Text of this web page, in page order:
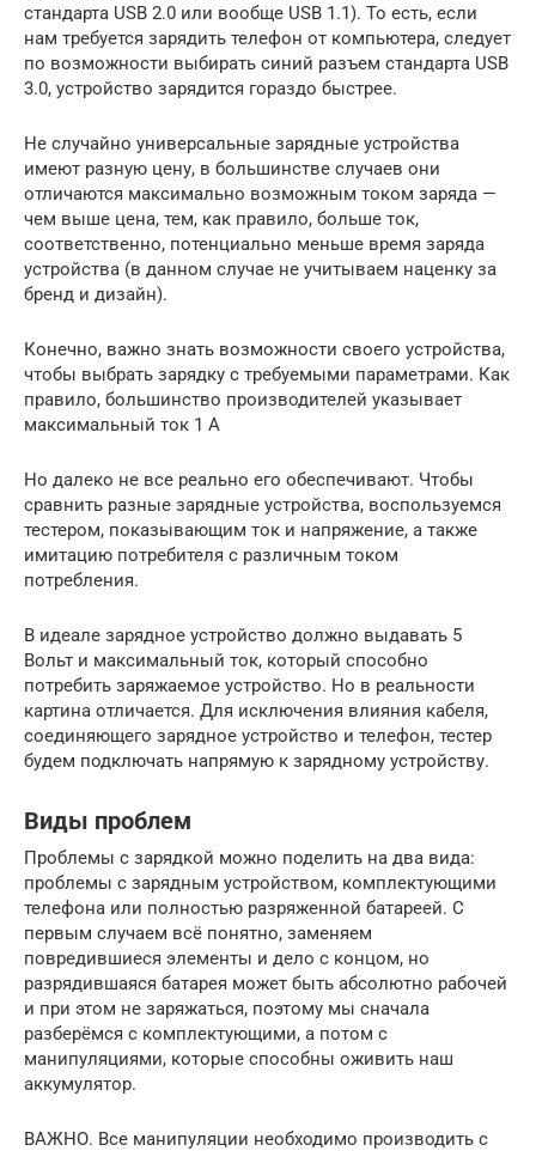
стандарта USB 2.0 или вообще USB 1.1). То есть, если
нам требуется зарядить телефон от компьютера, следует
по возможности выбирать синий разъем стандарта USB
3.0, устройство зарядится гораздо быстрее.
Не случайно универсальные зарядные устройства
имеют разную цену, в большинстве случаев они
отличаются максимально возможным током заряда —
чем выше цена, тем, как правило, больше ток,
соответственно, потенциально меньше время заряда
устройства (в данном случае не учитываем наценку за
бренд и дизайн).
Конечно, важно знать возможности своего устройства,
чтобы выбрать зарядку с требуемыми параметрами. Как
правило, большинство производителей указывает
максимальный ток 1 А
Но далеко не все реально его обеспечивают. Чтобы
сравнить разные зарядные устройства, воспользуемся
тестером, показывающим ток и напряжение, а также
имитацию потребителя с различным током
потребления.
В идеале зарядное устройство должно выдавать 5
Вольт и максимальный ток, который способно
потребить заряжаемое устройство. Но в реальности
картина отличается. Для исключения влияния кабеля,
соединяющего зарядное устройство и телефон, тестер
будем подключать напрямую к зарядному устройству.
Виды проблем
Проблемы с зарядкой можно поделить на два вида:
проблемы с зарядным устройством, комплектующими
телефона или полностью разряженной батареей. С
первым случаем всё понятно, заменяем
повредившиеся элементы и дело с концом, но
разрядившаяся батарея может быть абсолютно рабочей
и при этом не заряжаться, поэтому мы сначала
разберёмся с комплектующими, а потом с
манипуляциями, которые способны оживить наш
аккумулятор.
ВАЖНО. Все манипуляции необходимо производить с